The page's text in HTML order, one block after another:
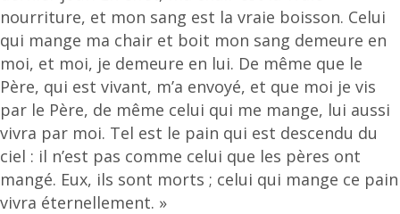
nourriture, et mon sang est la vraie boisson. Celui
qui mange ma chair et boit mon sang demeure en
moi, et moi, je demeure en lui. De même que le
Père, qui est vivant, m’a envoyé, et que moi je vis
par le Père, de même celui qui me mange, lui aussi
vivra par moi. Tel est le pain qui est descendu du
ciel : il n’est pas comme celui que les pères ont
mangé. Eux, ils sont morts ; celui qui mange ce pain
vivra éternellement. »